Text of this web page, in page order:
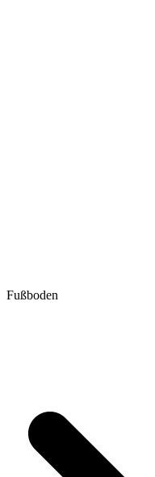
Fußboden